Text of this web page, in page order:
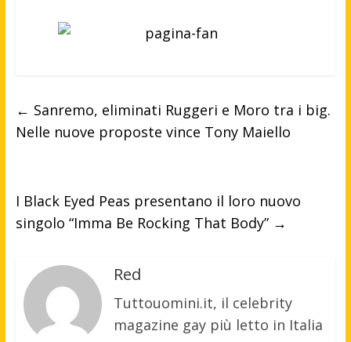
← Sanremo, eliminati Ruggeri e Moro tra i big.
Nelle nuove proposte vince Tony Maiello
I Black Eyed Peas presentano il loro nuovo
singolo “Imma Be Rocking That Body” →
Red
Tuttouomini.it, il celebrity
magazine gay più letto in Italia